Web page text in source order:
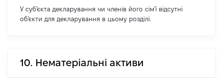
У суб'єкта декларування чи членів його сім'ї відсутні
об'єкти для декларування в цьому розділі.
10. Нематеріальні активи